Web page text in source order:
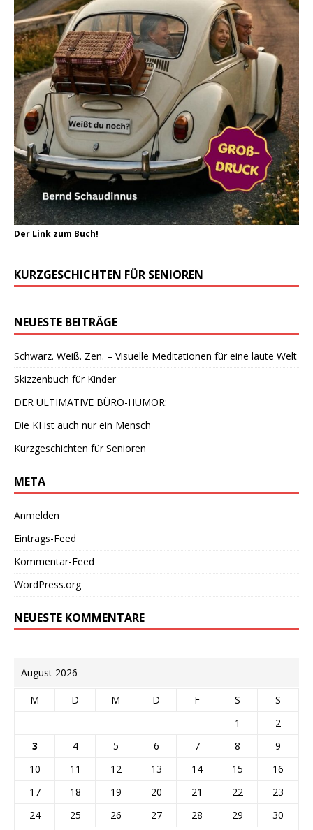
Der Link zum Buch!
KURZGESCHICHTEN FÜR SENIOREN
NEUESTE BEITRÄGE
Schwarz. Weiß. Zen. – Visuelle Meditationen für eine laute Welt
Skizzenbuch für Kinder
DER ULTIMATIVE BÜRO-HUMOR:
Die KI ist auch nur ein Mensch
Kurzgeschichten für Senioren
META
Anmelden
Eintrags-Feed
Kommentar-Feed
WordPress.org
NEUESTE KOMMENTARE
August 2026
M D M D F S
S
1
2
3
4 5 6 7 8
9
10
11 12 13 14 15
16
17
18 19 20 21 22
23
24
25 26 27 28 29
30